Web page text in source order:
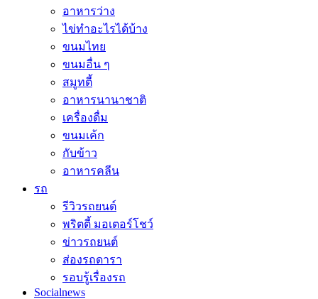
อาหารว่าง
ไข่ทำอะไรได้บ้าง
ขนมไทย
ขนมอื่น ๆ
สมูทตี้
อาหารนานาชาติ
เครื่องดื่ม
ขนมเค้ก
กับข้าว
อาหารคลีน
รถ
รีวิวรถยนต์
พริตตี้ มอเตอร์โชว์
ข่าวรถยนต์
ส่องรถดารา
รอบรู้เรื่องรถ
Socialnews